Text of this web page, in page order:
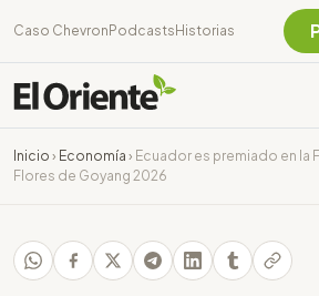
Caso Chevron Podcasts Historias
Inicio › Economía › Ecuador es premiado en la
Flores de Goyang 2026